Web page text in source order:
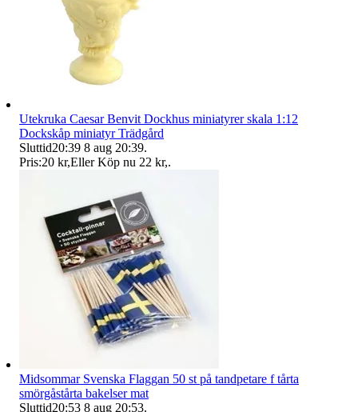
Utekruka Caesar Benvit Dockhus miniatyrer skala 1:12
Dockskåp miniatyr Trädgård
Sluttid20:39 8 aug 20:39.
Pris:20 kr,Eller Köp nu 22 kr,.
Midsommar Svenska Flaggan 50 st på tandpetare f tårta
smörgåstårta bakelser mat
Sluttid20:53 8 aug 20:53.